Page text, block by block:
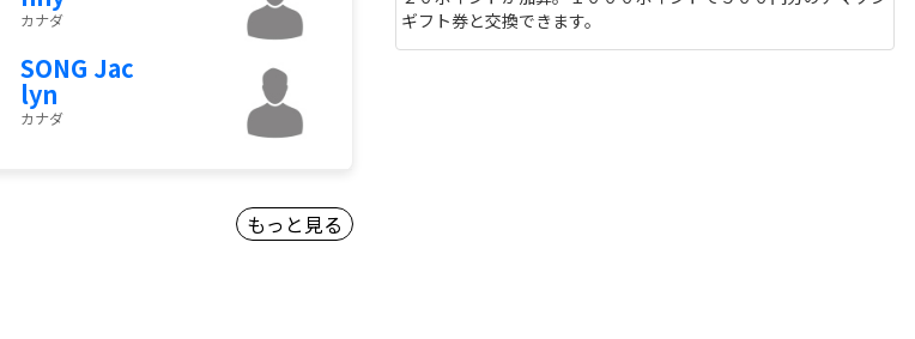
カナダ
SONG Jac
lyn
カナダ
もっと見る
ギフト券と交換できます。